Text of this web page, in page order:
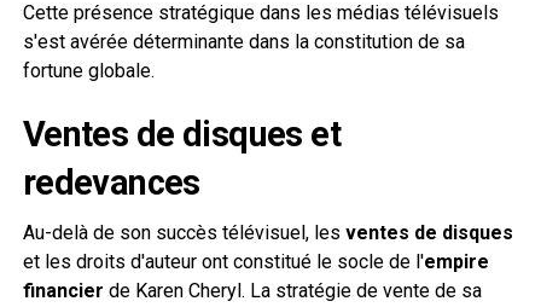
Cette présence stratégique dans les médias télévisuels
s'est avérée déterminante dans la constitution de sa
fortune globale.
Ventes de disques et
redevances
Au-delà de son succès télévisuel, les ventes de disques
et les droits d'auteur ont constitué le socle de l'empire
financier de Karen Cheryl. La stratégie de vente de sa